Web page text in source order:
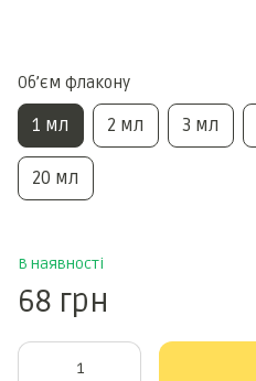
Обʼєм флакону
1 мл 2 мл 3 мл
20 мл
В наявності
68 грн